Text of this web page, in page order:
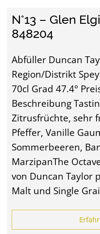
N°13 – Glen
848204
Abfüller Duncan
Region/Distrikt
70cl Grad 47.4°
Beschreibung
Zitrusfrüchte, sehr
Pfeffer, Vanille
Sommerbeeren,
MarzipanThe
von Duncan Taylor
Malt und Single